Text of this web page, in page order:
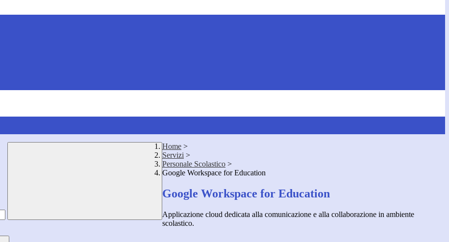
Home >
Servizi >
Personale Scolastico >
Google Workspace for Education
Google Workspace for Education
Applicazione cloud dedicata alla comunicazione e alla collaborazione in ambiente
scolastico.